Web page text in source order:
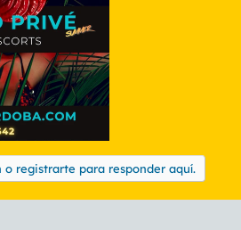
o registrarte para responder aquí.